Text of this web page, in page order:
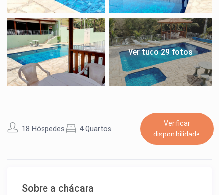
Ver tudo 29 fotos
18 Hóspedes 4 Quartos
Verificar
disponibilidade
Sobre a chácara